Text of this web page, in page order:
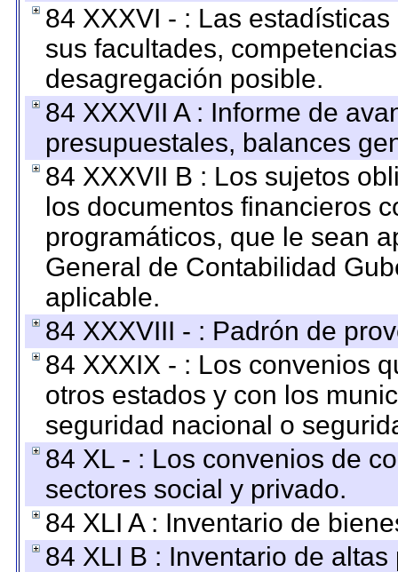
84 XXXVI - : Las
sus facultades,
desagregación posible.
84 XXXVII A : Informe de
presupuestales, balances
84 XXXVII B : Los sujetos
los documentos financieros
programáticos, que le sean
General de Contabilidad
aplicable.
84 XXXVIII - : Padrón de
84 XXXIX - : Los convenios
otros estados y con los
seguridad nacional o
84 XL - : Los convenios de
sectores social y privado.
84 XLI A : Inventario de
84 XLI B : Inventario de